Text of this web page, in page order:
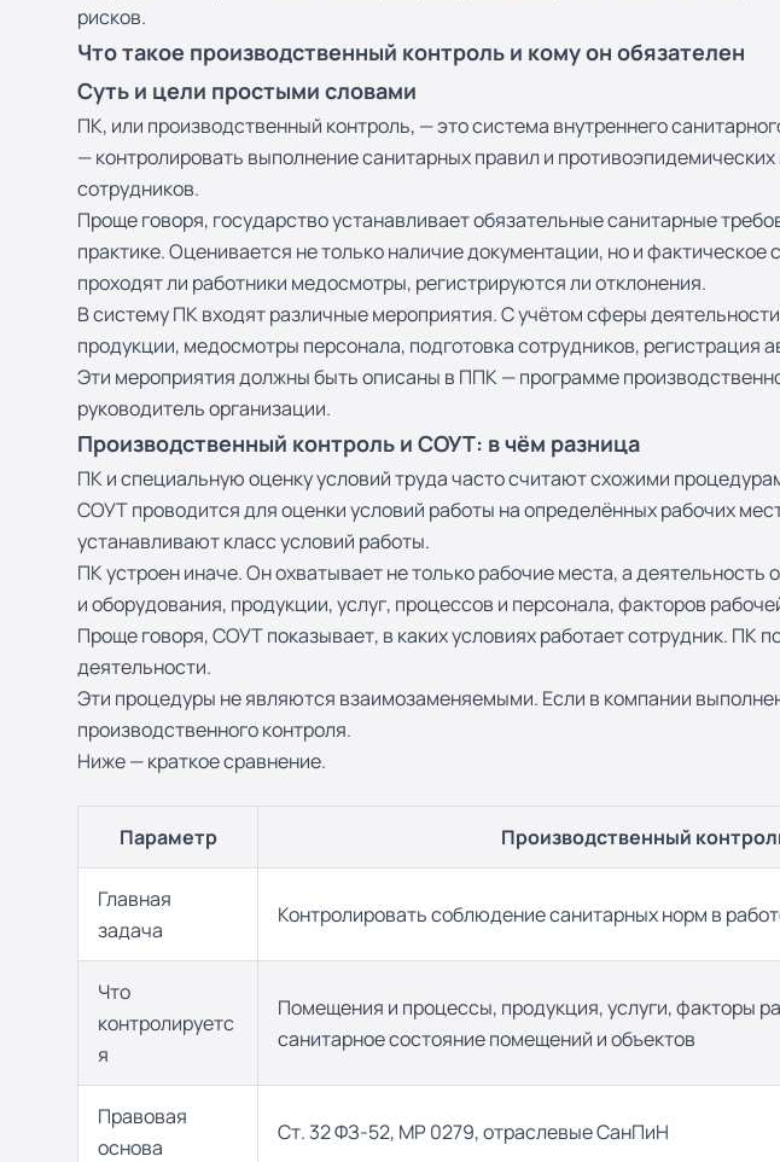
рисков.
Что такое производственный контроль и кому он обязателен
Суть и цели простыми словами
ПК, или производственный контроль, — это система внутреннего
— контролировать выполнение санитарных правил и
сотрудников.
Проще говоря, государство устанавливает обязательные санитарные
практике. Оценивается не только наличие документации, но и
проходят ли работники медосмотры, регистрируются ли отклонения.
В систему ПК входят различные мероприятия. С учётом сферы
продукции, медосмотры персонала, подготовка сотрудников, регистрация
Эти мероприятия должны быть описаны в ППК — программе
руководитель организации.
Производственный контроль и СОУТ: в чём разница
ПК и специальную оценку условий труда часто считают схожими
СОУТ проводится для оценки условий работы на определённых рабочих
устанавливают класс условий работы.
ПК устроен иначе. Он охватывает не только рабочие места, а
и оборудования, продукции, услуг, процессов и персонала, факторов
Проще говоря, СОУТ показывает, в каких условиях работает сотрудник.
деятельности.
Эти процедуры не являются взаимозаменяемыми. Если в компании
производственного контроля.
Ниже — краткое сравнение.
Параметр Производственный
Главная
задача
Контролировать соблюдение санитарных норм в
Что
контролируетс
я
Помещения и процессы, продукция, услуги, факторы
санитарное состояние помещений и объектов
Правовая
основа
Ст. 32 ФЗ-52, МР 0279, отраслевые СанПиН